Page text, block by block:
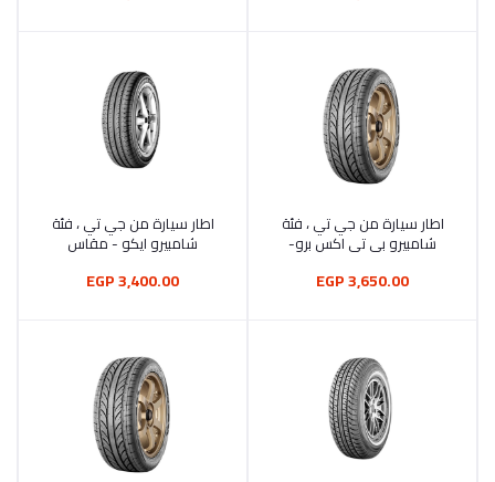
أضف إلى السلة
اطار سيارة من جي تي ، فئة
شامبيرو بي تي اكس برو-
3,650.00 EGP
أضف إلى السلة
اطار سيارة من جي تي ، فئة
شامبيرو ايكو - مقاس
3,400.00 EGP